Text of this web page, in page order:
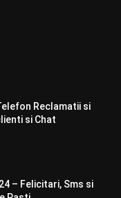
Reclamatii si
si Chat
– Felicitari, Sms si